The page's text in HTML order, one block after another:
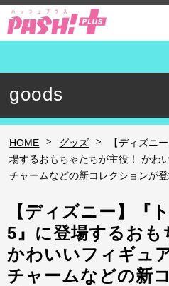
goods
HOME > グッズ >
【ディズニ
場するおもちゃたちが主役！ かわ
チャームなどの新コレクションが
【ディズニー】『
5』に登場するおも
かわいいフィギュ
チャームなどの新